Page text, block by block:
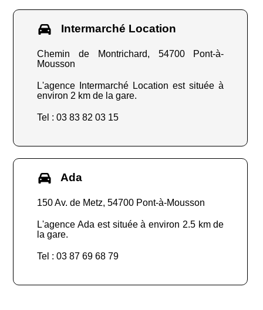
Intermarché Location
Chemin de Montrichard, 54700 Pont-à-
Mousson
L'agence Intermarché Location est située à
environ 2 km de la gare.
Tel : 03 83 82 03 15
Ada
150 Av. de Metz, 54700 Pont-à-Mousson
L'agence Ada est située à environ 2.5 km de
la gare.
Tel : 03 87 69 68 79